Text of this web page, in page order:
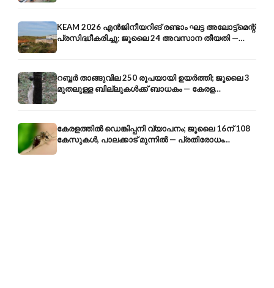
KEAM 2026 എൻജിനീയറിങ് രണ്ടാം ഘട്ട അലോട്ട്മെന്റ്
പ്രസിദ്ധീകരിച്ചു; ജൂലൈ 24 അവസാന തീയതി —
അറിയേണ്ടതെല്ലാം
റബ്ബർ താങ്ങുവില 250 രൂപയായി ഉയർത്തി; ജൂലൈ 3
മുതലുള്ള ബില്ലുകൾക്ക് ബാധകം — കേരള
കർഷകർക്ക് ആശ്വാസം
കേരളത്തിൽ ഡെങ്കിപ്പനി വ്യാപനം; ജൂലൈ 16ന് 108
കേസുകൾ, പാലക്കാട് മുന്നിൽ — പ്രതിരോധം
എങ്ങനെ?